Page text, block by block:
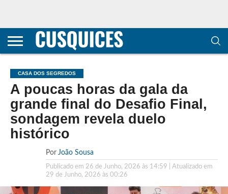
CONTACTOS
HOME
POLÍTICA DE
E COOKIES
SOBRE
TERMOS E
TRANSPARÊNCIA
METODOLOGIA
CASA DOS SEGREDOS
A poucas horas da gala da
grande final do Desafio Final,
sondagem revela duelo
histórico
Por João Sousa
Publicado em 26 de Junho, 2026 às 14:59
| Atualizado em
29 de Junho, 2026 às 00:26